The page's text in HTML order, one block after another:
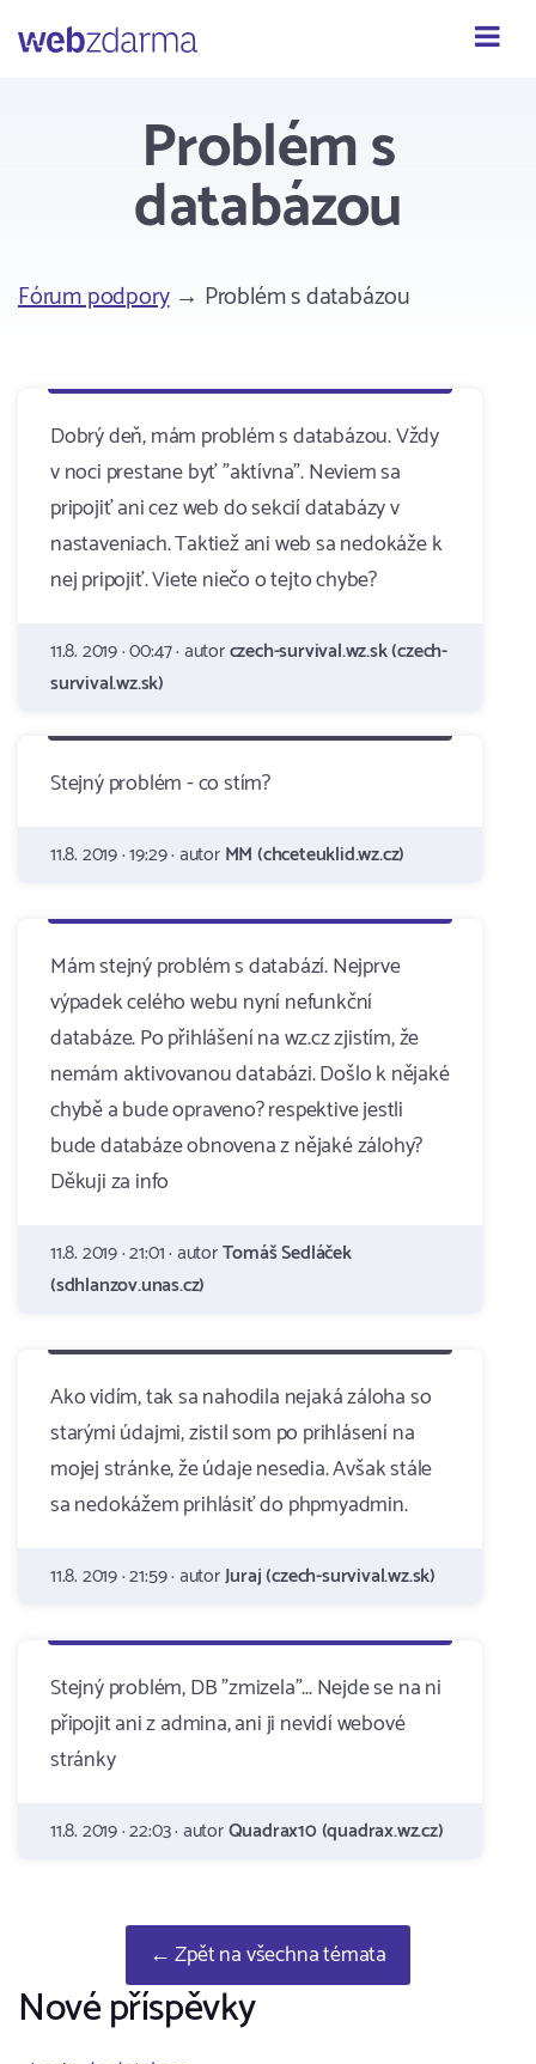
Webzdarma
Problém s
databázou
Fórum podpory→ Problém s databázou
Dobrý deň, mám problém s databázou. Vždy
v noci prestane byť "aktívna". Neviem sa
pripojiť ani cez web do sekcií databázy v
nastaveniach. Taktiež ani web sa nedokáže k
nej pripojiť. Viete niečo o tejto chybe?
11.8. 2019 · 00:47 · autorczech-survival.wz.sk (czech-
survival.wz.sk)
Stejný problém - co stím?
11.8. 2019 · 19:29 · autorMM (chceteuklid.wz.cz)
Mám stejný problém s databází. Nejprve
výpadek celého webu nyní nefunkční
databáze. Po přihlášení na wz.cz zjistím, že
nemám aktivovanou databázi. Došlo k nějaké
chybě a bude opraveno? respektive jestli
bude databáze obnovena z nějaké zálohy?
Děkuji za info
11.8. 2019 · 21:01 · autorTomáš Sedláček
(sdhlanzov.unas.cz)
Ako vidím, tak sa nahodila nejaká záloha so
starými údajmi, zistil som po prihlásení na
mojej stránke, že údaje nesedia. Avšak stále
sa nedokážem prihlásiť do phpmyadmin.
11.8. 2019 · 21:59 · autorJuraj (czech-survival.wz.sk)
Stejný problém, DB "zmizela"... Nejde se na ni
připojit ani z admina, ani ji nevidí webové
stránky
11.8. 2019 · 22:03 · autorQuadrax10 (quadrax.wz.cz)
← Zpět na všechna témata
Nové příspěvky